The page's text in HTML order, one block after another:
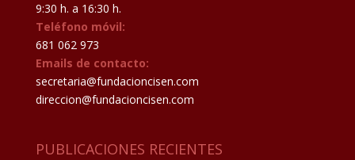
9:30 h. a 16:30 h.
Teléfono móvil:
681 062 973
Emails de contacto:
secretaria@fundacioncisen.com
direccion@fundacioncisen.com
PUBLICACIONES RECIENTES